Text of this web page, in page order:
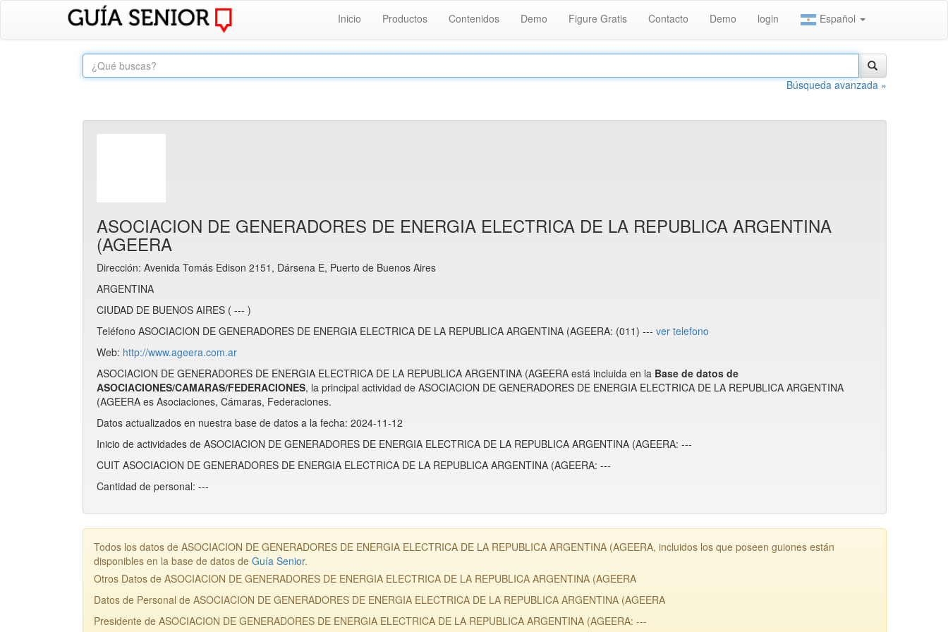
Inicio Productos Contenidos Demo Figure Gratis Contacto Demo login Español
Búsqueda avanzada »
ASOCIACION DE GENERADORES DE ENERGIA ELECTRICA DE LA REPUBLICA ARGENTINA
(AGEERA
Dirección: Avenida Tomás Edison 2151, Dársena E, Puerto de Buenos Aires
ARGENTINA
CIUDAD DE BUENOS AIRES ( --- )
Teléfono ASOCIACION DE GENERADORES DE ENERGIA ELECTRICA DE LA REPUBLICA ARGENTINA (AGEERA: (011) --- ver telefono
Web: http://www.ageera.com.ar
ASOCIACION DE GENERADORES DE ENERGIA ELECTRICA DE LA REPUBLICA ARGENTINA (AGEERA está incluida en la Base de datos de
ASOCIACIONES/CAMARAS/FEDERACIONES, la principal actividad de ASOCIACION DE GENERADORES DE ENERGIA ELECTRICA DE LA REPUBLICA ARGENTINA
(AGEERA es Asociaciones, Cámaras, Federaciones.
Datos actualizados en nuestra base de datos a la fecha: 2024-11-12
Inicio de actividades de ASOCIACION DE GENERADORES DE ENERGIA ELECTRICA DE LA REPUBLICA ARGENTINA (AGEERA: ---
CUIT ASOCIACION DE GENERADORES DE ENERGIA ELECTRICA DE LA REPUBLICA ARGENTINA (AGEERA: ---
Cantidad de personal: ---
Todos los datos de ASOCIACION DE GENERADORES DE ENERGIA ELECTRICA DE LA REPUBLICA ARGENTINA (AGEERA, incluidos los que poseen guiones están
disponibles en la base de datos de Guía Senior.
Otros Datos de ASOCIACION DE GENERADORES DE ENERGIA ELECTRICA DE LA REPUBLICA ARGENTINA (AGEERA
Datos de Personal de ASOCIACION DE GENERADORES DE ENERGIA ELECTRICA DE LA REPUBLICA ARGENTINA (AGEERA
Presidente de ASOCIACION DE GENERADORES DE ENERGIA ELECTRICA DE LA REPUBLICA ARGENTINA (AGEERA: ---